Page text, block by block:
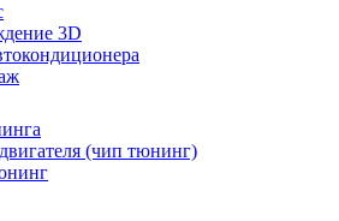
3D
(чип тюнинг)